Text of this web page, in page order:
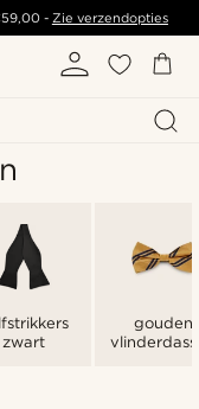
- Zie verzendopties
zwart
gouden